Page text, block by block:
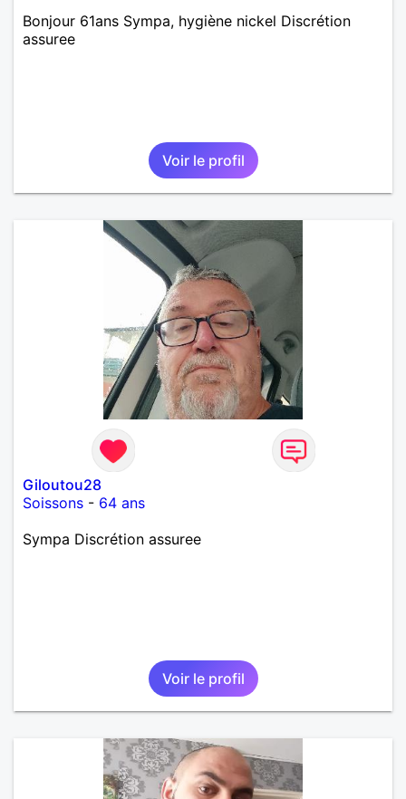
Bonjour 61ans Sympa, hygiène nickel Discrétion
assuree
Voir le profil
Giloutou28
Soissons - 64 ans
Sympa Discrétion assuree
Voir le profil